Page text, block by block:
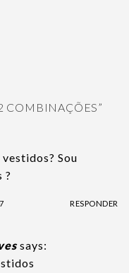
COMBINAÇÕES”
Sou
?
RESPONDER
says: